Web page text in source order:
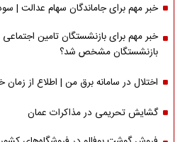
خبر مهم برای جاماندگان سهام عدالت |
خبر مهم برای بازنشستگان تامین
بازنشستگان مشخص شد؟
اختلال در سامانه برق من | اطلاع از
گشایش تحریمی در مذاکرات عمان